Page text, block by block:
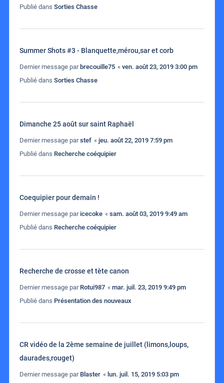
Publié dans Sorties Chasse
Summer Shots #3 - Blanquette,mérou,sar et corb
Dernier message par brecouille75 « ven. août 23, 2019 3:00 pm
Publié dans Sorties Chasse
Dimanche 25 août sur saint Raphaël
Dernier message parstef « jeu. août 22, 2019 7:59 pm
Publié dans Recherche coéquipier
Coequipier pour demain !
Dernier message paricecoke « sam. août 03, 2019 9:49 am
Publié dans Recherche coéquipier
Recherche de crosse et tète canon
Dernier message par Rotui987 « mar. juil. 23, 2019 9:49 pm
Publié dans Présentation des nouveaux
CR vidéo de la 2ème semaine de juillet (limons,loups,
daurades,rouget)
Dernier message par Blaster « lun. juil. 15, 2019 5:03 pm